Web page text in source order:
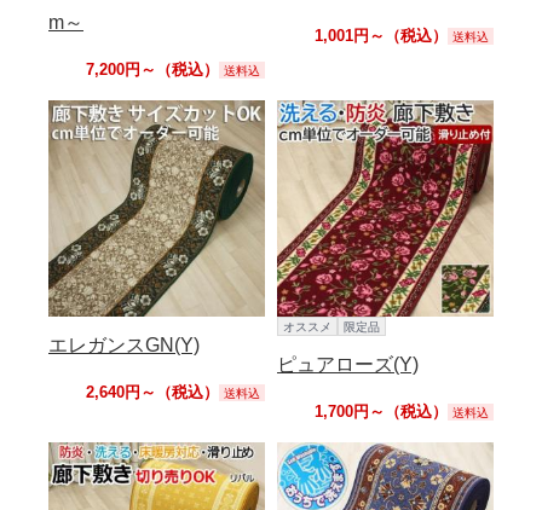
m～
7,200円～（税込） 送料込
1,001円～（税込） 送料込
エレガンスGN(Y)
2,640円～（税込） 送料込
オススメ 限定品
ピュアローズ(Y)
1,700円～（税込） 送料込